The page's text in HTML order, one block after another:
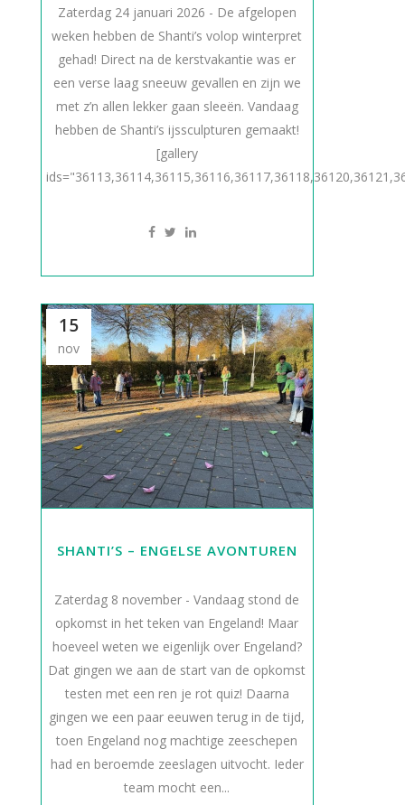
Zaterdag 24 januari 2026 - De afgelopen
weken hebben de Shanti’s volop winterpret
gehad! Direct na de kerstvakantie was er
een verse laag sneeuw gevallen en zijn we
met z’n allen lekker gaan sleeën. Vandaag
hebben de Shanti’s ijssculpturen gemaakt!
[gallery
15
nov
SHANTI’S – ENGELSE AVONTUREN
Zaterdag 8 november - Vandaag stond de
opkomst in het teken van Engeland! Maar
hoeveel weten we eigenlijk over Engeland?
Dat gingen we aan de start van de opkomst
testen met een ren je rot quiz! Daarna
gingen we een paar eeuwen terug in de tijd,
toen Engeland nog machtige zeeschepen
had en beroemde zeeslagen uitvocht. Ieder
team mocht een...